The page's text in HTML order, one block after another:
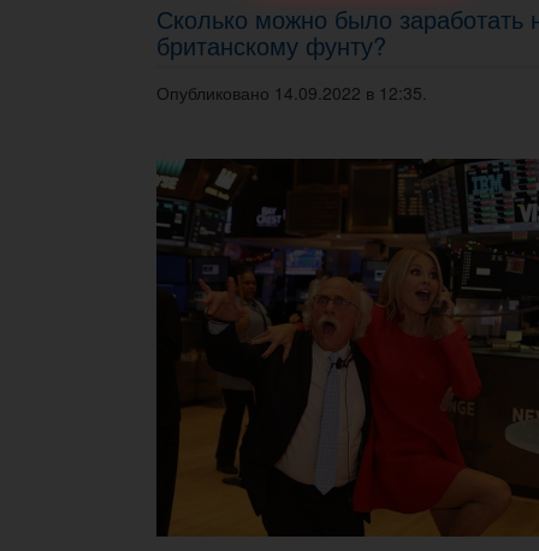
Сколько можно было заработать
британскому фунту?
Опубликовано 14.09.2022 в 12:35.